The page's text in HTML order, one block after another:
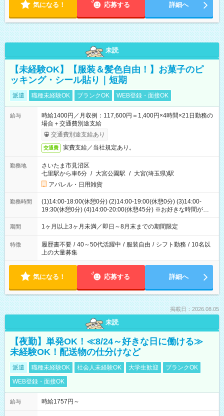
気になる！ 応募する 詳細へ
未読
【未経験OK】【服装＆髪色自由！】お菓子のピ
ッキング・シール貼り｜短期
派遣 職種未経験OK ブランクOK WEB登録・面接OK
給与
時給1400円／月収例：117,600円＝1,400円×4時間×21日勤務の
場合＋交通費別途支給
交通費別途支給あり
交通費 実費支給／当社規定あり。
勤務地
さいたま市見沼区
七里駅から車6分 / 大宮公園駅 / 大宮(埼玉県)駅
アパレル・日用雑貨
勤務時間
(1)14:00-18:00(休憩0分) (2)14:00-19:00(休憩0分) (3)14:00-
19:30(休憩0分) (4)14:00-20:00(休憩45分) ※お好きな時間が選べ
ます
期間 1ヶ月以上3ヶ月未満／即日～8月末までの期間限定
特徴 履歴書不要 / 40～50代活躍中 / 服装自由 / シフト勤務 / 10名以
上の大量募集
気になる！ 応募する 詳細へ
掲載日：2026.08.05
未読
【夜勤】単発OK！≪8/24～好きな日に働ける≫
未経験OK！配送物の仕分けなど
派遣 職種未経験OK 社会人未経験OK 大学生歓迎
ブランクOK
WEB登録・面接OK
給与 時給1757円～